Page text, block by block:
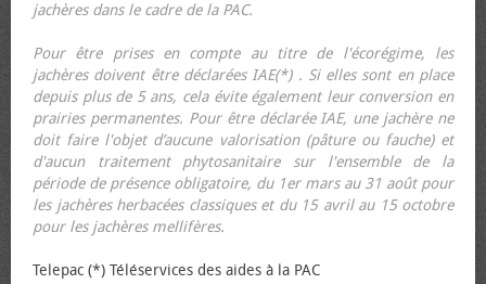
jachères dans le cadre de la PAC.
Pour être prises en compte au titre de l'écorégime, les
jachères doivent être déclarées IAE(*) . Si elles sont en place
depuis plus de 5 ans, cela évite également leur conversion en
prairies permanentes. Pour être déclarée IAE, une jachère ne
doit faire l'objet d’aucune valorisation (pâture ou fauche) et
d'aucun traitement phytosanitaire sur l'ensemble de la
période de présence obligatoire, du 1er mars au 31 août pour
les jachères herbacées classiques et du 15 avril au 15 octobre
pour les jachères mellifères.
Telepac (*) Téléservices des aides à la PAC